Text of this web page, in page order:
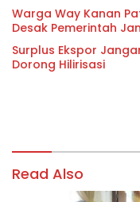
Warga Way Kanan
Desak Pemerintah
Surplus Ekspor
Dorong Hilirisasi
Read Also